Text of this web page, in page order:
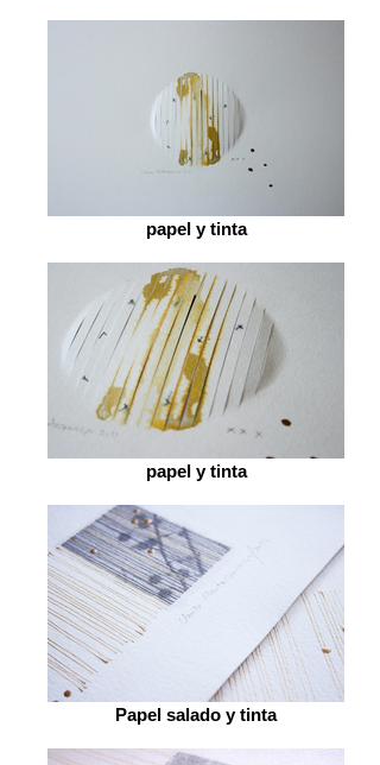
papel y tinta
papel y tinta
Papel salado y tinta